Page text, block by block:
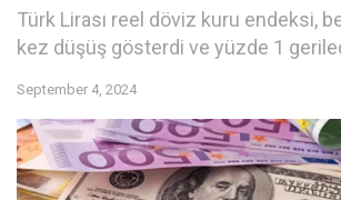
Türk Lirası reel döviz kuru endeksi,
kez düşüş gösterdi ve yüzde 1
September 4, 2024